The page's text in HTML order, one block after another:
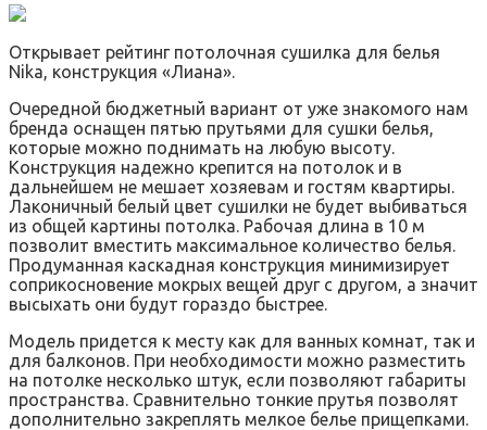
Открывает рейтинг потолочная сушилка для белья
Nika, конструкция «Лиана».
Очередной бюджетный вариант от уже знакомого нам
бренда оснащен пятью прутьями для сушки белья,
которые можно поднимать на любую высоту.
Конструкция надежно крепится на потолок и в
дальнейшем не мешает хозяевам и гостям квартиры.
Лаконичный белый цвет сушилки не будет выбиваться
из общей картины потолка. Рабочая длина в 10 м
позволит вместить максимальное количество белья.
Продуманная каскадная конструкция минимизирует
соприкосновение мокрых вещей друг с другом, а значит
высыхать они будут гораздо быстрее.
Модель придется к месту как для ванных комнат, так и
для балконов. При необходимости можно разместить
на потолке несколько штук, если позволяют габариты
пространства. Сравнительно тонкие прутья позволят
дополнительно закреплять мелкое белье прищепками.